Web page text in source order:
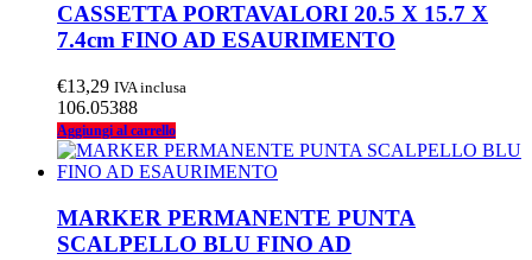
CASSETTA PORTAVALORI 20.5 X 15.7 X
7.4cm FINO AD ESAURIMENTO
€13,29 IVA inclusa
106.05388
Aggiungi al carrello
MARKER PERMANENTE PUNTA
SCALPELLO BLU FINO AD